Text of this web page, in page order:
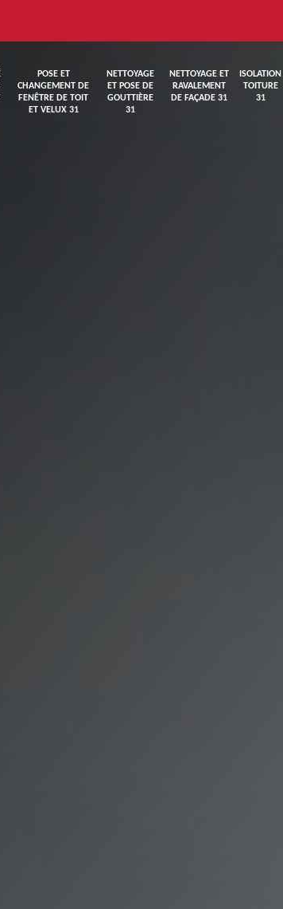
POSE ET
CHANGEMENT DE
FENÊTRE DE TOIT
ET VELUX 31
NETTOYAGE
ET POSE DE
GOUTTIÈRE
31
NETTOYAGE ET
RAVALEMENT
DE FAÇADE 31
ISOLATION
TOITURE
31